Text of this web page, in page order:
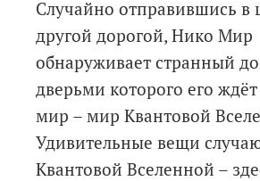
Случайно отправившись в
другой дорогой, Нико Мир
обнаруживает странный
дверьми которого его
мир – мир Квантовой
Удивительные вещи
Квантовой Вселенной –